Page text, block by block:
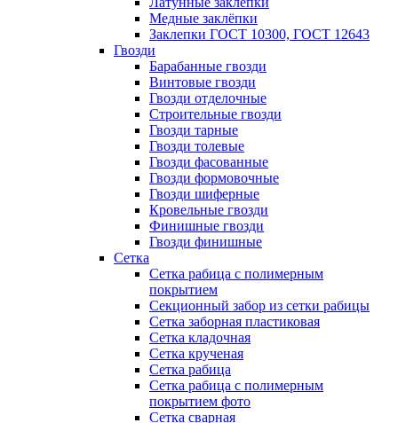
Медные заклёпки
Заклепки ГОСТ 10300, ГОСТ 12643
Гвозди
Барабанные гвозди
Винтовые гвозди
Гвозди отделочные
Строительные гвозди
Гвозди тарные
Гвозди толевые
Гвозди фасованные
Гвозди формовочные
Гвозди шиферные
Кровельные гвозди
Финишные гвозди
Гвозди финишные
Сетка
Сетка рабица с полимерным
покрытием
Секционный забор из сетки рабицы
Сетка заборная пластиковая
Сетка кладочная
Сетка крученая
Сетка рабица
Сетка рабица с полимерным
покрытием фото
Сетка сварная